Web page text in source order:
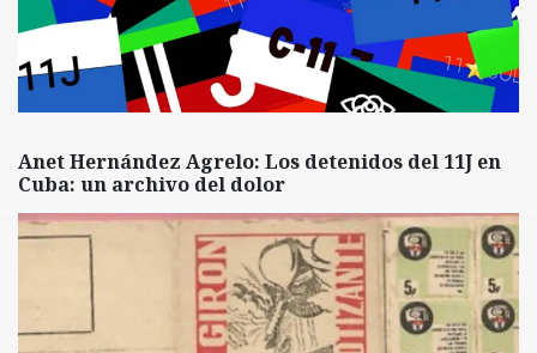
Anet Hernández Agrelo: Los detenidos del 11J en
Cuba: un archivo del dolor